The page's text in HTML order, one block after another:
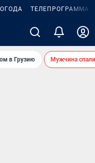
ТЕЛЕПРОГРАММА
в Грузию Мужчина